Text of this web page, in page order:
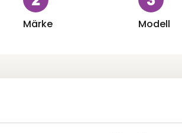
Märke Modell